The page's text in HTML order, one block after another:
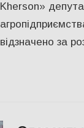
Kherson»
відзначено за